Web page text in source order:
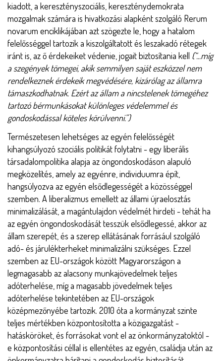
kiadott, a keresztényszociális, kereszténydemokrata
mozgalmak számára is hivatkozási alapként szolgáló Rerum
novarum enciklikájában azt szögezte le, hogy a hatalom
felelősséggel tartozik a kiszolgáltatott és leszakadó rétegek
iránt is, az ő érdekeiket védenie, jogait biztosítania kell (“...míg
a szegények tömegei, akik semmilyen saját eszközzel nem
rendelkeznek érdekeik megvédésére, kizárólag az államra
támaszkodhatnak. Ezért az állam a nincstelenek tömegéhez
tartozó bérmunkásokat különleges védelemmel és
gondoskodással köteles körülvenni.”)
Természetesen lehetséges az egyén felelősségét
kihangsúlyozó szociális politikát folytatni - egy liberális
társadalompolitika alapja az öngondoskodáson alapuló
megközelítés, amely az egyénre, individuumra épít,
hangsúlyozva az egyén elsődlegességét a közösséggel
szemben. A liberalizmus emellett az állami újraelosztás
minimalizálását, a magántulajdon védelmét hirdeti - tehát ha
az egyén öngondoskodását tesszük elsődlegessé, akkor az
állam szerepét, és a szerep ellátásának forrásául szolgáló
adó- és járulékterheket minimalizálni szükséges. Ezzel
szemben az EU-országok között Magyarországon a
legmagasabb az alacsony munkajövedelmek teljes
adóterhelése, míg a magasabb jövedelmek teljes
adóterhelése tekintetében az EU-országok
középmezőnyébe tartozik. 2010 óta a kormányzat szinte
teljes mértékben központosította a közigazgatást -
hatásköröket, és forrásokat vont el az önkormányzatoktól -
e központosítási céllal is ellentétes az egyén, családja után az